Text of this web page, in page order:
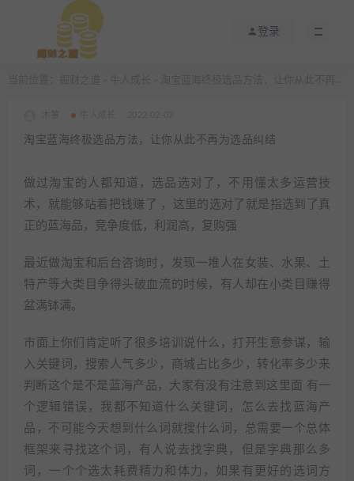
登录
淘宝蓝海终极选品方法，让你从此不再为选品纠结
做过淘宝的人都知道，选品选对了，不用懂太多运营技
术，就能够站着把钱赚了 ，这里的选对了就是指选到了真
正的蓝海品，竞争度低，利润高，复购强
最近做淘宝和后台咨询时，发现一堆人在女装、水果、土
特产等大类目争得头破血流的时候，有人却在小类目赚得
盆满钵满。
市面上你们肯定听了很多培训说什么，打开生意参谋，输
入关键词，搜索人气多少，商城占比多少，转化率多少来
判断这个是不是蓝海产品，大家有没有注意到这里面 有一
个逻辑错误，我都不知道什么关键词，怎么去找蓝海产
品，不可能今天想到什么词就搜什么词，总需要一个总体
框架来寻找这个词，有人说去找字典，但是字典那么多
词，一个个选太耗费精力和体力，如果有更好的选词方